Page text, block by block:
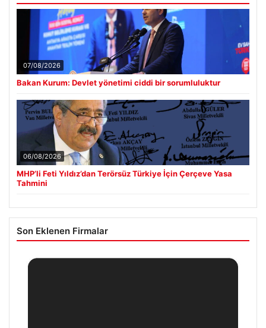
07/08/2026
Bakan Kurum: Devlet yönetimi ciddi bir sorumluluktur
06/08/2026
MHP’li Feti Yıldız’dan Terörsüz Türkiye İçin Çerçeve Yasa
Tahmini
Son Eklenen Firmalar